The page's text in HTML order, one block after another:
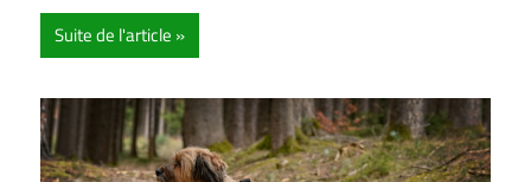
Suite de l'article